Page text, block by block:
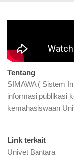
Tentang
SIMAWA ( Sistem
informasi publikasi
kemahasiswaan
Link terkait
Univet Bantara